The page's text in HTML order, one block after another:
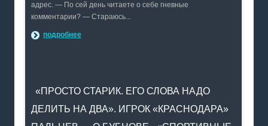
адрес. — По сей день читаете о себе гневные
комментарии? — Стараюсь...
подробнее
«ПРОСТО СТАРИК. ЕГО СЛОВА НАДО
ДЕЛИТЬ НА ДВА». ИГРОК «КРАСНОДАРА»